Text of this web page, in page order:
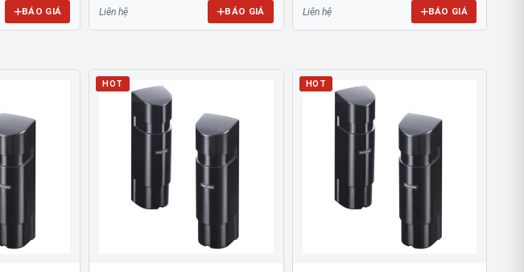
BÁO GIÁ Liên hệ BÁO GIÁ Liên hệ BÁO GIÁ
HOT HOT